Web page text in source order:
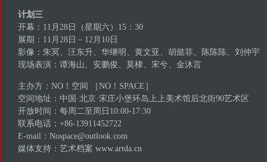
计划三
开幕：11月28日（星期六）15：30
展期：11月28日－12月10日
影像：朱冥、汪东升、华继明、黄文亚、胡懿菲、陈陈陈、刘仲宇
现场表演：谭海山、安鹏俊、莫棣、宋兮、金沐言
主办方：NO！空间 ［NO！SPACE］
空间地址：中国·北京·宋庄小堡环岛上上美术馆后北街90艺术区
开放时间：每周二至周日10:00-17:30
联系电话：+86-13911452722
E-mail： Nospace@outlook.com
媒体支持：艺术档案 www.artda.cn